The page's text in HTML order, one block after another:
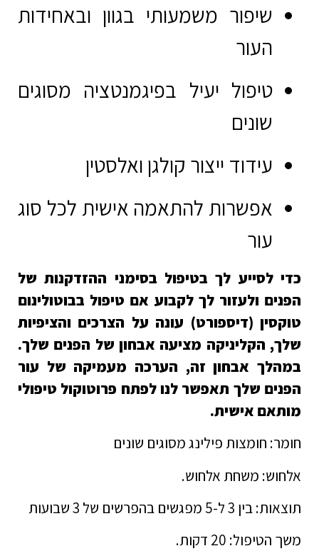
שיפור משמעותי בגוון ובאחידות
העור
טיפול יעיל בפיגמנטציה מסוגים
שונים
עידוד ייצור קולגן ואלסטין
אפשרות להתאמה אישית לכל סוג
עור
כדי לסייע לך בטיפול בסימני ההזדקנות של
הפנים ולעזור לך לקבוע אם טיפול בבוטולינום
טוקסין (דיספורט) עונה על הצרכים והציפיות
שלך, הקליניקה מציעה אבחון של הפנים שלך.
במהלך אבחון זה, הערכה מעמיקה של עור
הפנים שלך תאפשר לנו לפתח פרוטוקול טיפולי
מותאם אישית.
חומר: חומצות פילינג מסוגים שונים
אלחוש: משחת אלחוש.
תוצאות: בין 3 ל-5 מפגשים בהפרשים של 3 שבועות
משך הטיפול: 20 דקות.